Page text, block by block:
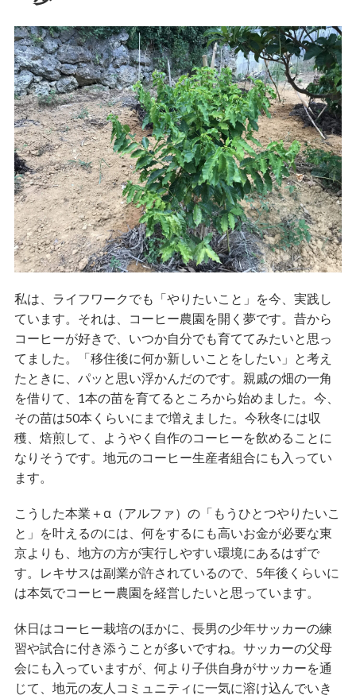
私は、ライフワークでも「やりたいこと」を今、実践し
ています。それは、コーヒー農園を開く夢です。昔から
コーヒーが好きで、いつか自分でも育ててみたいと思っ
てました。「移住後に何か新しいことをしたい」と考え
たときに、パッと思い浮かんだのです。親戚の畑の一角
を借りて、1本の苗を育てるところから始めました。今、
その苗は50本くらいにまで増えました。今秋冬には収
穫、焙煎して、ようやく自作のコーヒーを飲めることに
なりそうです。地元のコーヒー生産者組合にも入ってい
ます。
こうした本業＋α（アルファ）の「もうひとつやりたいこ
と」を叶えるのには、何をするにも高いお金が必要な東
京よりも、地方の方が実行しやすい環境にあるはずで
す。レキサスは副業が許されているので、5年後くらいに
は本気でコーヒー農園を経営したいと思っています。
休日はコーヒー栽培のほかに、長男の少年サッカーの練
習や試合に付き添うことが多いですね。サッカーの父母
会にも入っていますが、何より子供自身がサッカーを通
じて、地元の友人コミュニティに一気に溶け込んでいき